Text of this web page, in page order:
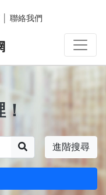
聯絡我們
進階搜尋